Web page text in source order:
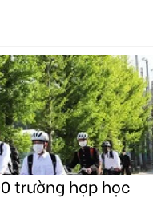
trường hợp học